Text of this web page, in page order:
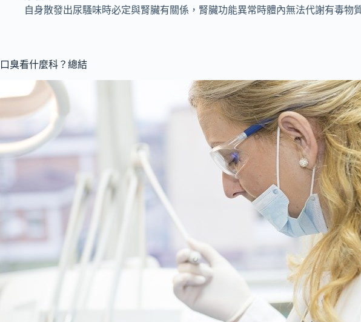
自身散發出尿騷味時必定與腎臟有關係，腎臟功能異常時體內無法代謝有毒物
口臭看什麼科？總結